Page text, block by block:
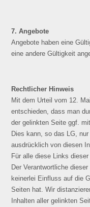
7. Angebote
Angebote haben eine
eine andere Gültigkeit
Rechtlicher Hinweis
Mit dem Urteil vom 12.
entschieden, dass man
der gelinkten Seite ggf.
Dies kann, so das LG,
ausdrücklich von diesen
Für alle diese Links
Der Verantwortliche
keinerlei Einfluss auf die
Seiten hat. Wir
Inhalten aller gelinkten